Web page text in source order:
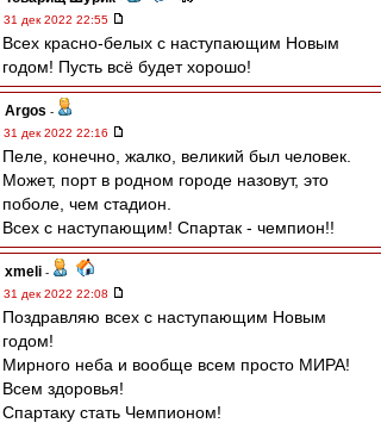
31 дек 2022 22:55
Всех красно-белых с наступающим Новым
годом! Пусть всё будет хорошо!
Argos -
31 дек 2022 22:16
Пеле, конечно, жалко, великий был человек.
Может, порт в родном городе назовут, это
поболе, чем стадион.
Всех с наступающим! Спартак - чемпион!!
xmeli -
31 дек 2022 22:08
Поздравляю всех с наступающим Новым
годом!
Мирного неба и вообще всем просто МИРА!
Всем здоровья!
Спартаку стать Чемпионом!